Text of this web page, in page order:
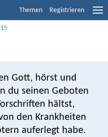
Themen Registrieren
15
Gott, hörst und
du seinen Geboten
hältst,
den Krankheiten
auferlegt habe.